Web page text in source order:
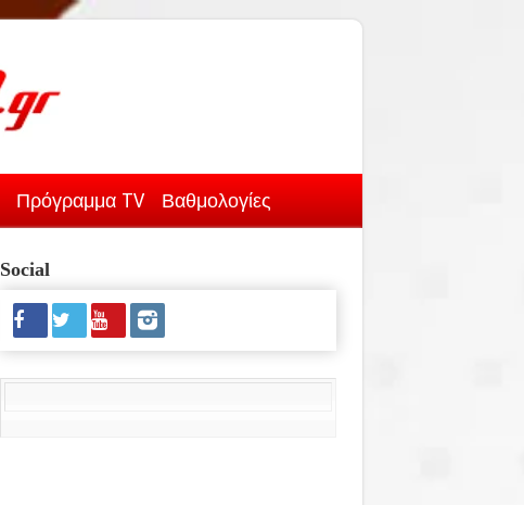
Πρόγραμμα TV Βαθμολογίες
Social